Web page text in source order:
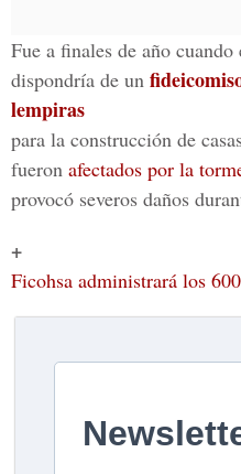
Fue a finales de año
dispondría de un
lempiras
para la construcción de
fueron afectados por la
provocó severos daños
+
Ficohsa administrará los